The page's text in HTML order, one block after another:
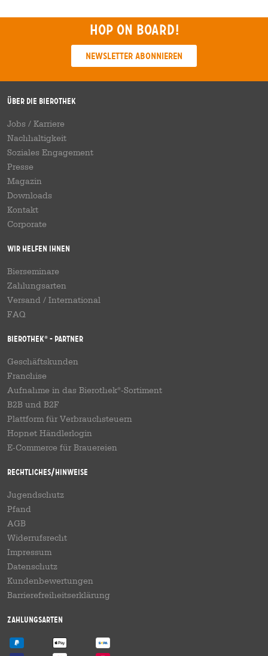
Hop on board!
Newsletter abonnieren
Über die Bierothek
Jobs / Karriere
Nachhaltigkeit
Soziales Engagement
Presse
Magazin
Downloads
Kontakt
Corporate
Wir helfen Ihnen
Bierseminare
Zahlungsarten
Versand / International
FAQ
Bierothek® - Partner
Geschäftskunden
Franchise
Aufnahme in das Bierothek®-Sortiment
B2B und B2F
Plattform für Verbrauchsteuern
Hopnet Händlerlogin
E-Commerce für Brauereien
Rechtliches/Hinweise
Jugendschutz
Pfand
AGB
Widerrufsrecht
Impressum
Datenschutz
Kundenbewertungen
Barrierefreiheitserklärung
Zahlungsarten